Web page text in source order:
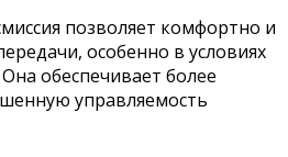
позволяет комфортно и
особенно в условиях
обеспечивает более
управляемость